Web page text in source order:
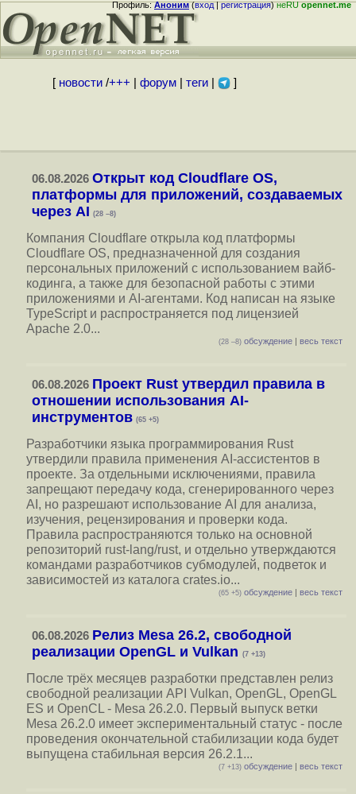
Профиль:Аноним(вход|регистрация)неRUopennet.me
[ новости/+++ форум| теги| ]
06.08.2026 Открыт код Cloudflare OS,
платформы для приложений, создаваемых
через AI (28 –8)
Компания Cloudflare открыла код платформы
Cloudflare OS, предназначенной для создания
персональных приложений с использованием вайб-
кодинга, а также для безопасной работы с этими
приложениями и AI-агентами. Код написан на языке
TypeScript и распространяется под лицензией
Apache 2.0...
(28 –8) обсуждение | весь текст
06.08.2026 Проект Rust утвердил правила в
отношении использования AI-
инструментов (65 +5)
Разработчики языка программирования Rust
утвердили правила применения AI-ассистентов в
проекте. За отдельными исключениями, правила
запрещают передачу кода, сгенерированного через
AI, но разрешают использование AI для анализа,
изучения, рецензирования и проверки кода.
Правила распространяются только на основной
репозиторий rust-lang/rust, и отдельно утверждаются
командами разработчиков субмодулей, подветок и
зависимостей из каталога crates.io...
(65 +5) обсуждение | весь текст
06.08.2026 Релиз Mesa 26.2, свободной
реализации OpenGL и Vulkan (7 +13)
После трёх месяцев разработки представлен релиз
свободной реализации API Vulkan, OpenGL, OpenGL
ES и OpenCL - Mesa 26.2.0. Первый выпуск ветки
Mesa 26.2.0 имеет экспериментальный статус - после
проведения окончательной стабилизации кода будет
выпущена стабильная версия 26.2.1...
(7 +13) обсуждение | весь текст